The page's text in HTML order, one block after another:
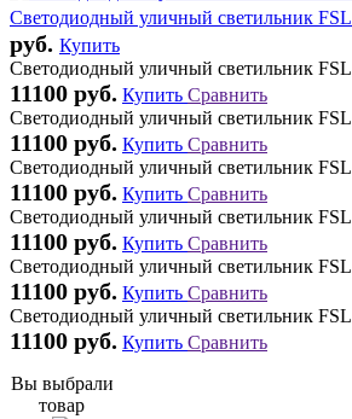
Светодиодный уличный светильник
руб. Купить
Светодиодный уличный светильник
11100 руб. Купить Сравнить
Светодиодный уличный светильник
11100 руб. Купить Сравнить
Светодиодный уличный светильник
11100 руб. Купить Сравнить
Светодиодный уличный светильник
11100 руб. Купить Сравнить
Светодиодный уличный светильник
11100 руб. Купить Сравнить
Светодиодный уличный светильник
11100 руб. Купить Сравнить
Вы выбрали
товар